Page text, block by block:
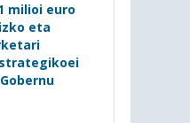
milioi euro
eta